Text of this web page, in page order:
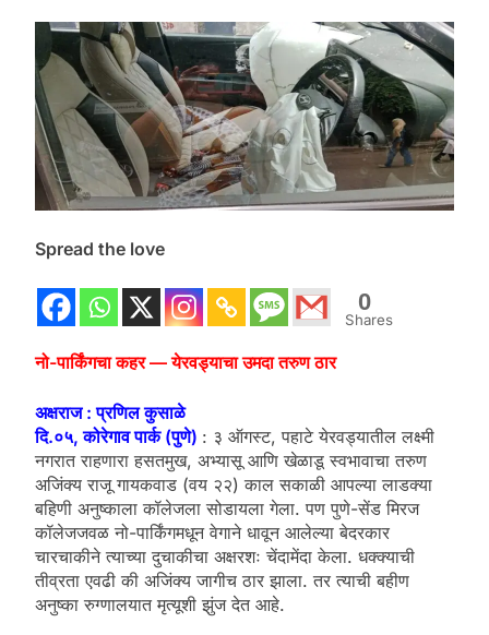
Spread the love
0
Shares
नो-पार्किंगचा कहर — येरवड्याचा उमदा तरुण ठार
अक्षराज : प्रणिल कुसाळे
दि.०५, कोरेगाव पार्क (पुणे) : ३ ऑगस्ट, पहाटे येरवड्यातील लक्ष्मी
नगरात राहणारा हसतमुख, अभ्यासू आणि खेळाडू स्वभावाचा तरुण
अजिंक्य राजू गायकवाड (वय २२) काल सकाळी आपल्या लाडक्या
बहिणी अनुष्काला कॉलेजला सोडायला गेला. पण पुणे-सेंड मिरज
कॉलेजजवळ नो-पार्किंगमधून वेगाने धावून आलेल्या बेदरकार
चारचाकीने त्याच्या दुचाकीचा अक्षरशः चेंदामेंदा केला. धक्क्याची
तीव्रता एवढी की अजिंक्य जागीच ठार झाला. तर त्याची बहीण
अनुष्का रुग्णालयात मृत्यूशी झुंज देत आहे.